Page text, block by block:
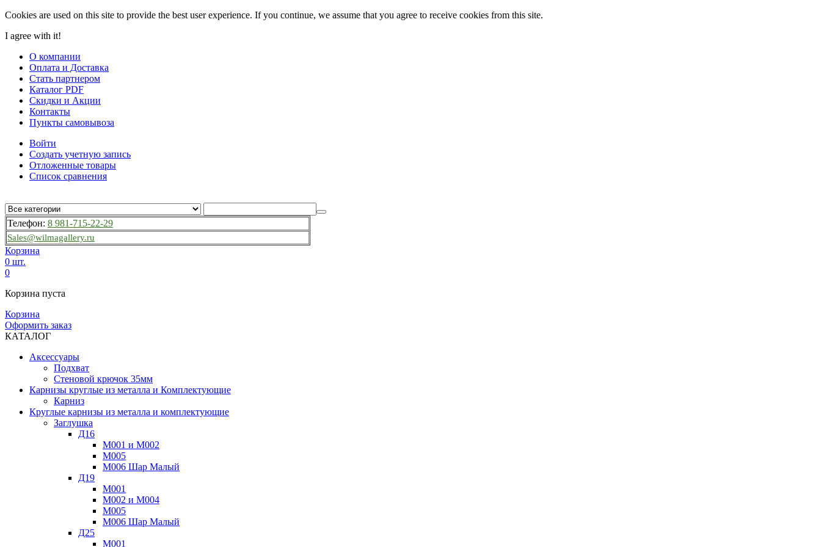
Cookies are used on this site to provide the best user experience. If you continue, we assume that you agree to receive cookies from this site.
I agree with it!
О компании
Оплата и Доставка
Стать партнером
Каталог PDF
Скидки и Акции
Контакты
Пункты самовывоза
Войти
Создать учетную запись
Отложенные товары
Список сравнения
Телефон: 8 981-715-22-29
Sales@wilmagallery.ru
Корзина
0 шт.
0
Корзина пуста
Корзина
Оформить заказ
КАТАЛОГ
Аксессуары
Подхват
Стеновой крючок 35мм
Карнизы круглые из металла и Комплектующие
Карниз
Круглые карнизы из металла и комплектующие
Заглушка
Д16
М001 и М002
М005
М006 Шар Малый
Д19
М001
М002 и М004
М005
М006 Шар Малый
Д25
М001